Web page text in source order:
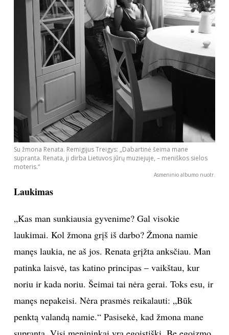
Su žmona Renata. Remigijus Treigys: „Dabartinė šeima mane
supranta. Renata, ji dirba Lietuvos jūrų muziejuje, – meniškos sielos
moteris.“
Asmeninio albumo nuotr.
Laukimas
„Kas man sunkiausia gyvenime? Gal visokie